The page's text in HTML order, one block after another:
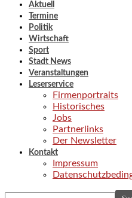
Aktuell
Termine
Politik
Wirtschaft
Sport
Stadt News
Veranstaltungen
Leserservice
Firmenportraits
Historisches
Jobs
Partnerlinks
Der Newsletter
Kontakt
Impressum